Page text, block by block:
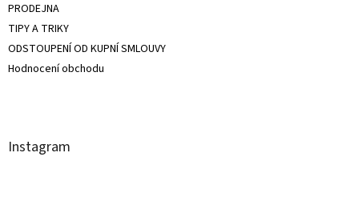
PRODEJNA
TIPY A TRIKY
ODSTOUPENÍ OD KUPNÍ SMLOUVY
Hodnocení obchodu
Instagram